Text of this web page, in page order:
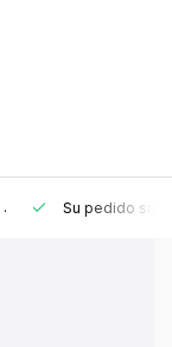
. Su pedido